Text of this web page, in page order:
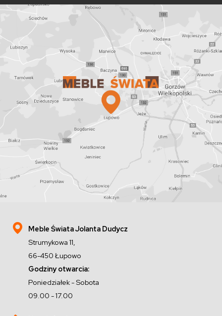
Meble Świata Jolanta Dudycz
Strumykowa 11,
66-450 Łupowo
Godziny otwarcia:
Poniedziałek - Sobota
09.00 - 17.00